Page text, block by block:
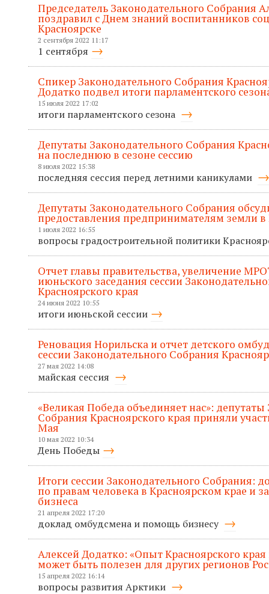
Председатель Законодательного Собрания
поздравил с Днем знаний воспитанников
Красноярске
2 сентября 2022 11:17
1 сентября
Спикер Законодательного Собрания
Додатко подвел итоги парламентского
15 июля 2022 17:02
итоги парламентского сезона
Депутаты Законодательного Собрания
на последнюю в сезоне сессию
8 июля 2022 15:38
последняя сессия перед летними каникулами
Депутаты Законодательного Собрания
предоставления предпринимателям земли в
1 июля 2022 16:55
вопросы градостроительной политики
Отчет главы правительства, увеличение
июньского заседания сессии
Красноярского края
24 июня 2022 10:55
итоги июньской сессии
Реновация Норильска и отчет детского
сессии Законодательного Собрания
27 мая 2022 14:08
майская сессия
«Великая Победа объединяет нас»: депутаты
Собрания Красноярского края приняли
Мая
10 мая 2022 10:34
День Победы
Итоги сессии Законодательного Собрания:
по правам человека в Красноярском крае и
бизнеса
21 апреля 2022 17:20
доклад омбудсмена и помощь бизнесу
Алексей Додатко: «Опыт Красноярского
может быть полезен для других регионов
15 апреля 2022 16:14
вопросы развития Арктики